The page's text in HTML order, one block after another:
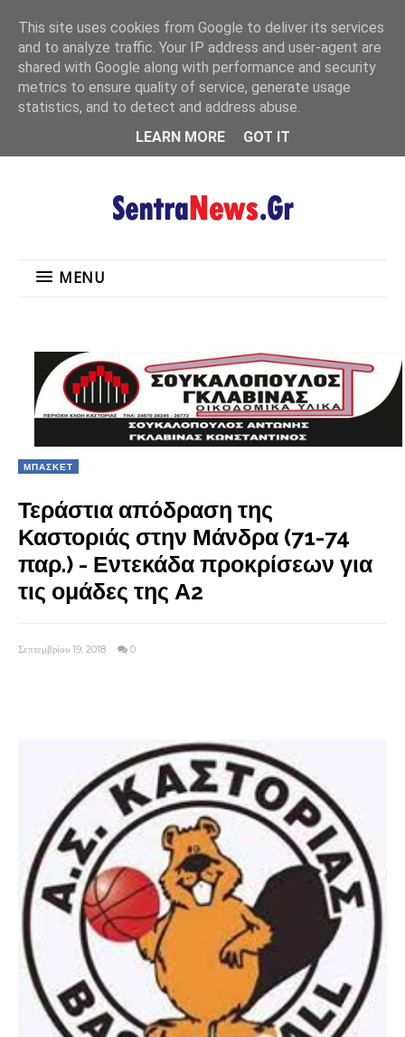
MENU
MENU
ΜΠΑΣΚΕΤ
Τεράστια απόδραση της
Καστοριάς στην Μάνδρα (71-74
παρ.) - Εντεκάδα προκρίσεων για
τις ομάδες της Α2
Σεπτεμβρίου 19, 2018 0
This site uses cookies from Google to deliver its services
and to analyze traffic. Your IP address and user-agent are
shared with Google along with performance and security
metrics to ensure quality of service, generate usage
statistics, and to detect and address abuse.
LEARN MORE
GOT IT